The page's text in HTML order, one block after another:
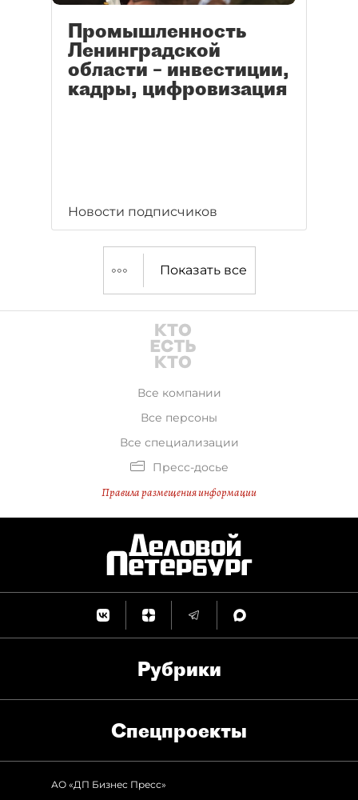
Промышленность
Ленинградской
области – инвестиции,
кадры, цифровизация
Новости подписчиков
Показать все
Все компании
Все персоны
Все специализации
Пресс-досье
Правила размещения информации
Рубрики
Спец­проекты
АО «ДП Бизнес Пресс»